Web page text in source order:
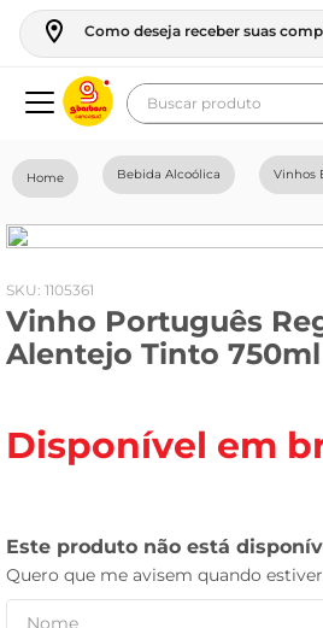
Como deseja receber suas
Buscar produto
Bebida Alcoólica Vinhos
: 1105361
Vinho Português
Alentejo Tinto 750ml
Disponível em
geladeira
fogao
café
cerveja
vinho
leite pó